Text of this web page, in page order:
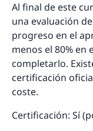
Al final de este
una evaluación
progreso en el
menos el 80% en
completarlo.
certificación
coste.
Certificación: Sí